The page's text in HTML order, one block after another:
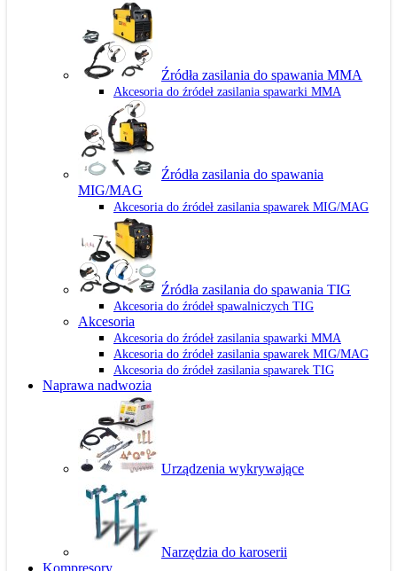
Źródła zasilania do spawania MMA
Akcesoria do źródeł zasilania spawarki MMA
Źródła zasilania do spawania
MIG/MAG
Akcesoria do źródeł zasilania spawarek MIG/MAG
Źródła zasilania do spawania TIG
Akcesoria do źródeł spawalniczych TIG
Akcesoria
Akcesoria do źródeł zasilania spawarki MMA
Akcesoria do źródeł zasilania spawarek MIG/MAG
Akcesoria do źródeł zasilania spawarek TIG
Naprawa nadwozia
Urządzenia wykrywające
Narzędzia do karoserii
Kompresory